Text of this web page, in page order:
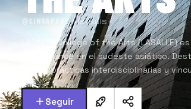
SINGAPORE·Artes Visuales
LASALLE College of the Arts (LASALLE)
performance en el sudeste asiático.
crítica, prácticas interdisciplinarias y
Seguir